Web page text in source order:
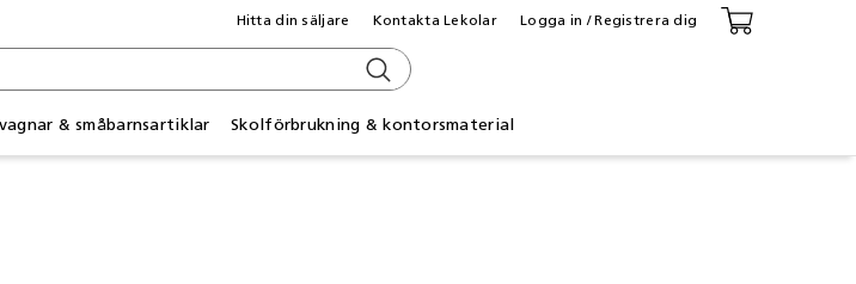
& småbarnsartiklar Skolförbrukning & kontorsmaterial
Hitta din säljare Kontakta Lekolar Logga in / Registrera dig